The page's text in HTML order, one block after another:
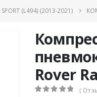
SPORT (L494) (2013-2021)
Rover
(